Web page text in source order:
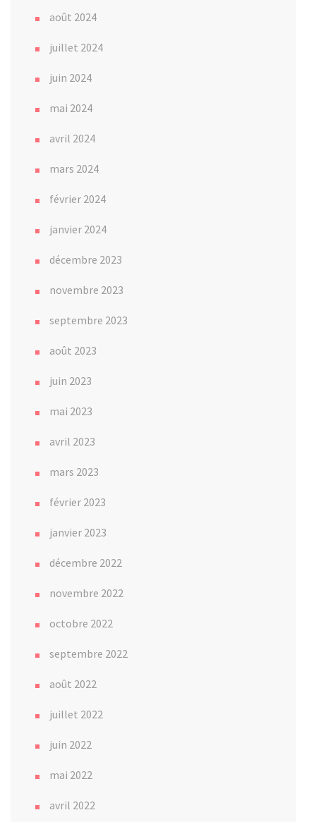
août 2024
juillet 2024
juin 2024
mai 2024
avril 2024
mars 2024
février 2024
janvier 2024
décembre 2023
novembre 2023
septembre 2023
août 2023
juin 2023
mai 2023
avril 2023
mars 2023
février 2023
janvier 2023
décembre 2022
novembre 2022
octobre 2022
septembre 2022
août 2022
juillet 2022
juin 2022
mai 2022
avril 2022